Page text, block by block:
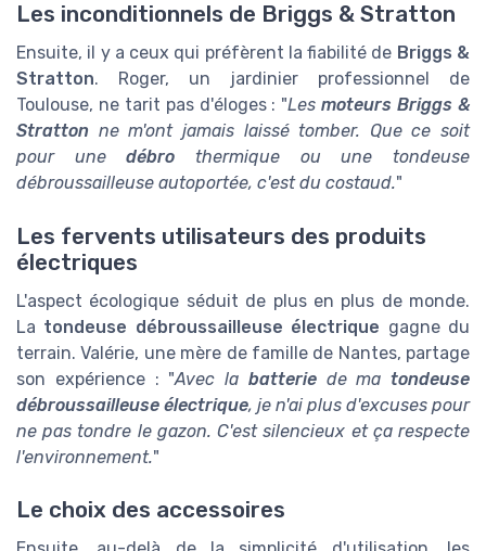
Les inconditionnels de Briggs & Stratton
Ensuite, il y a ceux qui préfèrent la fiabilité de Briggs &
Stratton. Roger, un jardinier professionnel de
Toulouse, ne tarit pas d'éloges : "Lesmoteurs Briggs &
Stratton ne m'ont jamais laissé tomber. Que ce soit
pour unedébro thermique ou une tondeuse
débroussailleuse autoportée, c'est du costaud."
Les fervents utilisateurs des produits
électriques
L'aspect écologique séduit de plus en plus de monde.
La tondeuse débroussailleuse électrique gagne du
terrain. Valérie, une mère de famille de Nantes, partage
son expérience : "Avec la batteriede ma tondeuse
débroussailleuse électrique, je n'ai plus d'excuses pour
ne pas tondre le gazon. C'est silencieux et ça respecte
l'environnement."
Le choix des accessoires